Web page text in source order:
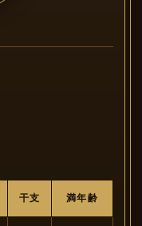
干支 満年齢